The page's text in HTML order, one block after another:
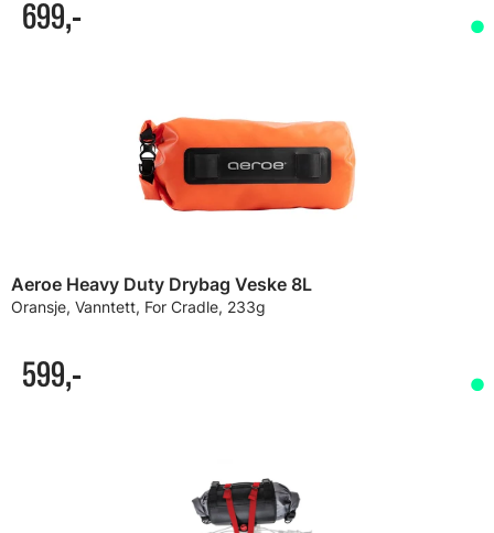
699,-
Aeroe Heavy Duty Drybag Veske 8L
Oransje, Vanntett, For Cradle, 233g
599,-